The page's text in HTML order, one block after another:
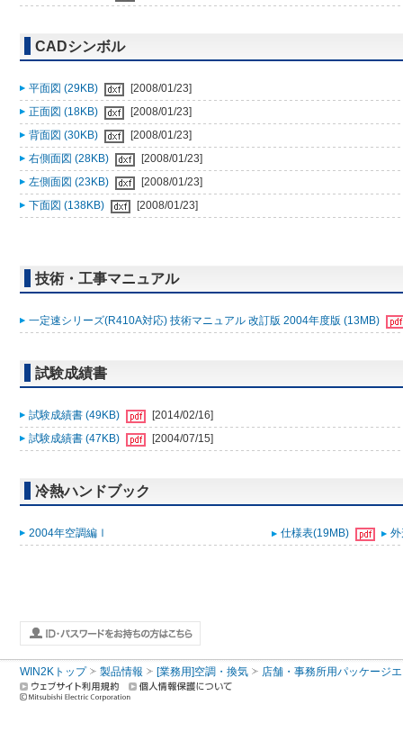
CADシンボル
平面図 (29KB)
[2008/01/23]
正面図 (18KB)
[2008/01/23]
背面図 (30KB)
[2008/01/23]
右側面図 (28KB)
[2008/01/23]
左側面図 (23KB)
[2008/01/23]
下面図 (138KB)
[2008/01/23]
技術・工事マニュアル
一定速シリーズ(R410A対応) 技術マニュアル 改訂版 2004年度版 (13MB)
試験成績書
試験成績書 (49KB)
[2014/02/16]
試験成績書 (47KB)
[2004/07/15]
冷熱ハンドブック
2004年空調編Ⅰ 仕様表(19MB)
WIN2Kトップ 製品情報 [業務用]空調・換気 店舗・事務所用パッケージ